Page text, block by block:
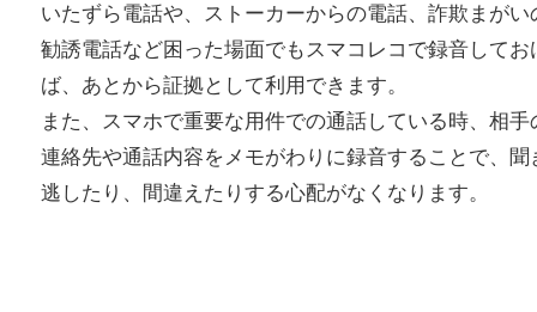
いたずら電話や、ストーカーからの電話、詐欺まがい
勧誘電話など困った場面でもスマコレコで録音してお
ば、あとから証拠として利用できます。
また、スマホで重要な用件での通話している時、相手
連絡先や通話内容をメモがわりに録音することで、聞
逃したり、間違えたりする心配がなくなります。